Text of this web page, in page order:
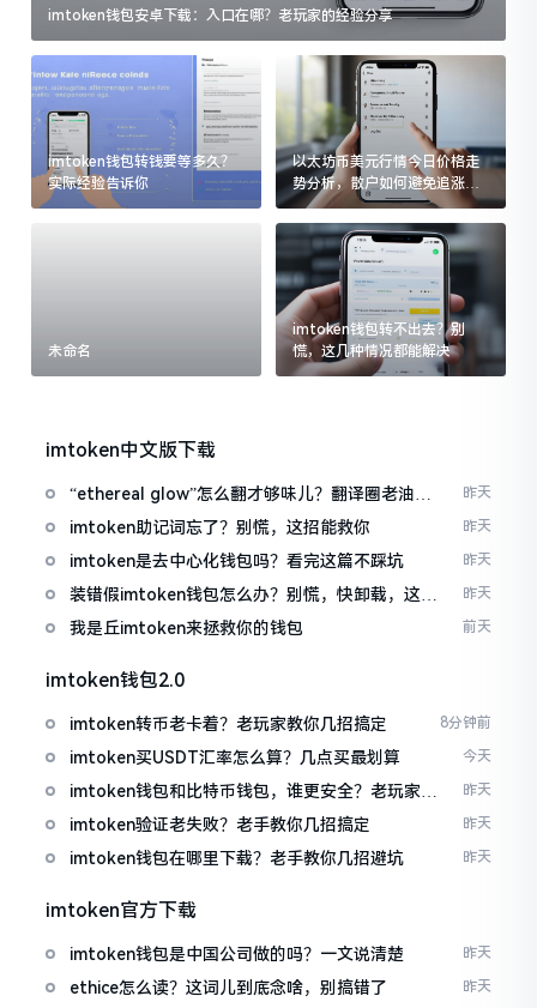
imtoken钱包安卓下载：入口在哪？老玩家的经验分享
imtoken钱包转钱要等多久？
实际经验告诉你
以太坊币美元行情今日价格走
势分析，散户如何避免追涨杀
跌被套牢
未命名
imtoken钱包转不出去？别
慌，这几种情况都能解决
imtoken中文版下载
“ethereal glow”怎么翻才够味儿？翻译圈老油条
的私房话
昨天
imtoken助记词忘了？别慌，这招能救你 昨天
imtoken是去中心化钱包吗？看完这篇不踩坑 昨天
装错假imtoken钱包怎么办？别慌，快卸载，这几
招能救急
昨天
我是丘imtoken来拯救你的钱包 前天
imtoken钱包2.0
imtoken转币老卡着？老玩家教你几招搞定 8分钟前
imtoken买USDT汇率怎么算？几点买最划算 今天
imtoken钱包和比特币钱包，谁更安全？老玩家来
聊聊
昨天
imtoken验证老失败？老手教你几招搞定 昨天
imtoken钱包在哪里下载？老手教你几招避坑 昨天
imtoken官方下载
imtoken钱包是中国公司做的吗？一文说清楚 昨天
ethice怎么读？这词儿到底念啥，别搞错了 昨天